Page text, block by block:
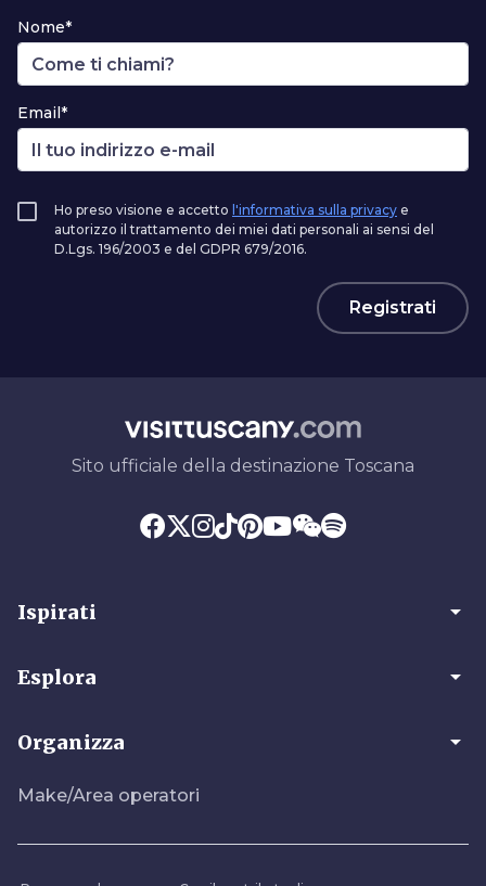
Nome*
Email*
Ho preso visione e accetto l'informativa sulla privacy e
autorizzo il trattamento dei miei dati personali ai sensi del
D.Lgs. 196/2003 e del GDPR 679/2016.
Registrati
Sito ufficiale della destinazione Toscana
Ispirati arrow_drop_down
Esplora arrow_drop_down
Organizza arrow_drop_down
Make/Area operatori